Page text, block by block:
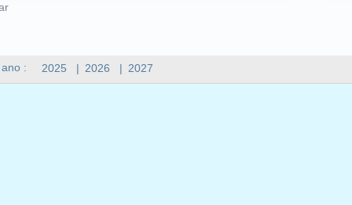
: 2025 | 2026 | 2027